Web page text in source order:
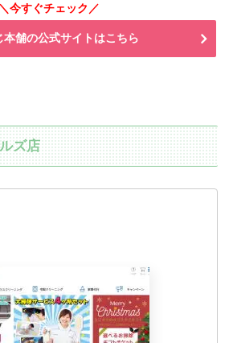
＼今すぐチェック／
本舗の公式サイトはこちら
ズ店